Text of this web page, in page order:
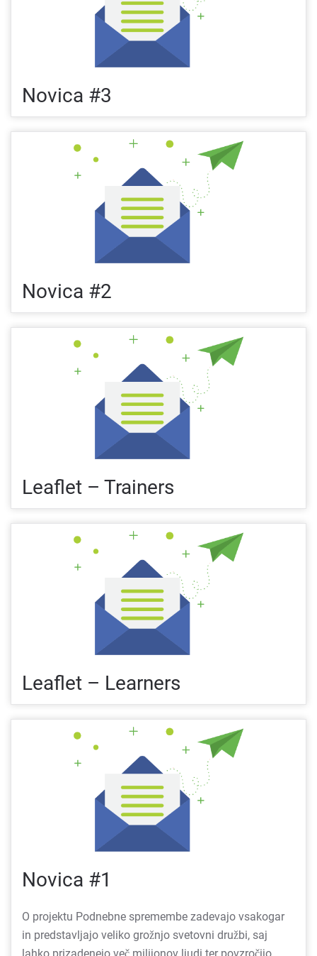
Novica #3
Novica #2
Leaflet – Trainers
Leaflet – Learners
Novica #1
O projektu Podnebne spremembe zadevajo vsakogar
in predstavljajo veliko grožnjo svetovni družbi, saj
lahko prizadenejo več milijonov ljudi ter povzročijo